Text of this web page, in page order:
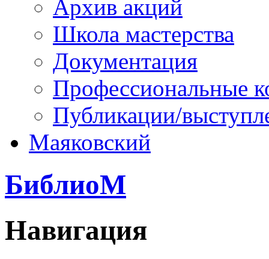
Архив акций
Школа мастерства
Документация
Профессиональные
Публикации/
Маяковский
БиблиоМ
Навигация